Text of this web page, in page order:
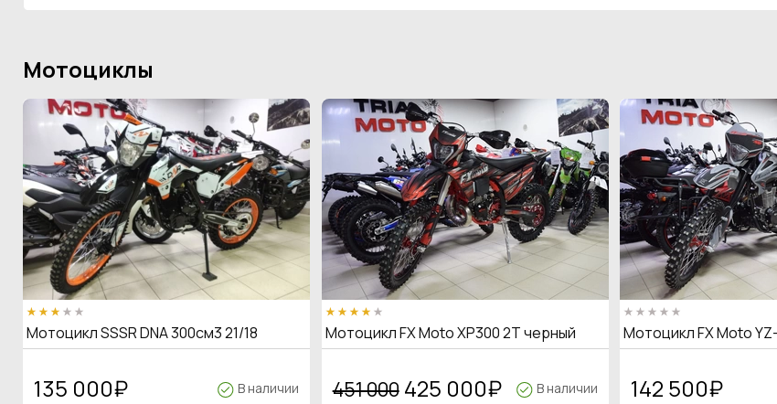
Мотоциклы
Мотоцикл SSSR DNA 300см3 21/18
135 000₽ В наличии
Мотоцикл FX Moto XP300 2T черный
451 000 425 000₽ В наличии
Мотоцикл FX Moto
142 500₽